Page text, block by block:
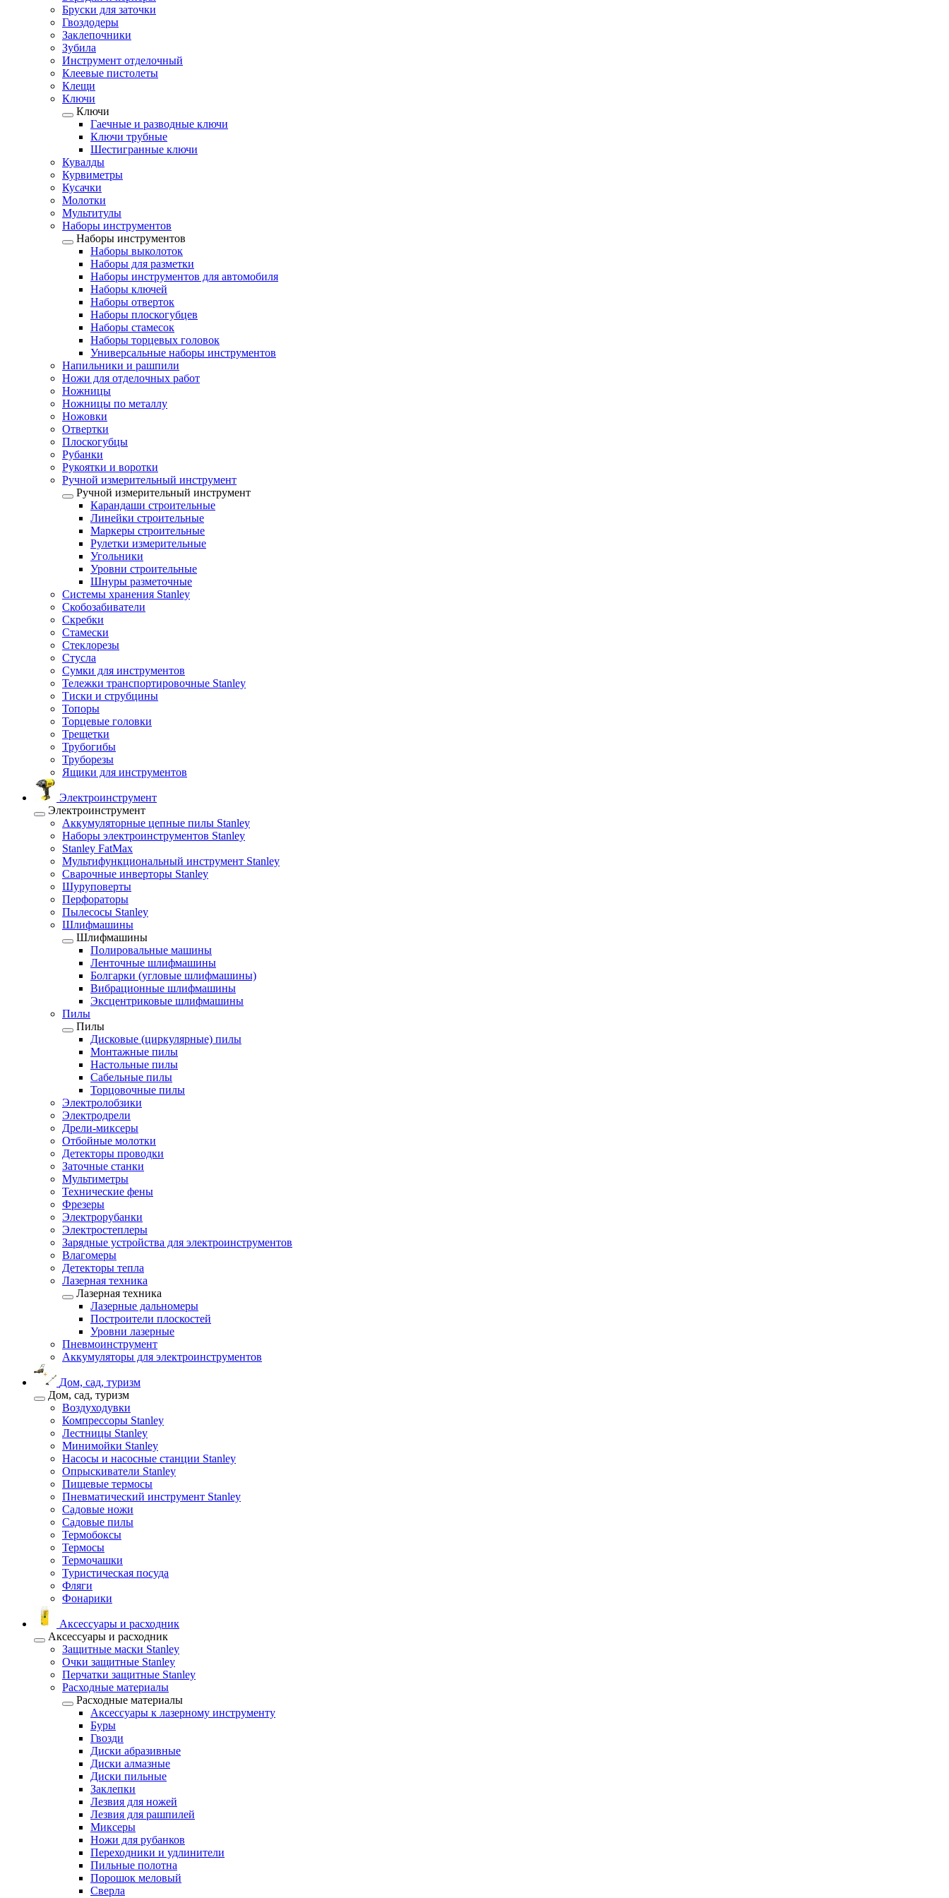
Бруски для заточки
Гвоздодеры
Заклепочники
Зубила
Инструмент отделочный
Клеевые пистолеты
Клещи
Ключи
Ключи
Гаечные и разводные ключи
Ключи трубные
Шестигранные ключи
Кувалды
Курвиметры
Кусачки
Молотки
Мультитулы
Наборы инструментов
Наборы инструментов
Наборы выколоток
Наборы для разметки
Наборы инструментов для автомобиля
Наборы ключей
Наборы отверток
Наборы плоскогубцев
Наборы стамесок
Наборы торцевых головок
Универсальные наборы инструментов
Напильники и рашпили
Ножи для отделочных работ
Ножницы
Ножницы по металлу
Ножовки
Отвертки
Плоскогубцы
Рубанки
Рукоятки и воротки
Ручной измерительный инструмент
Ручной измерительный инструмент
Карандаши строительные
Линейки строительные
Маркеры строительные
Рулетки измерительные
Угольники
Уровни строительные
Шнуры разметочные
Системы хранения Stanley
Скобозабиватели
Скребки
Стамески
Стеклорезы
Стусла
Сумки для инструментов
Тележки транспортировочные Stanley
Тиски и струбцины
Топоры
Торцевые головки
Трещетки
Трубогибы
Труборезы
Ящики для инструментов
Электроинструмент
Электроинструмент
Аккумуляторные цепные пилы Stanley
Наборы электроинструментов Stanley
Stanley FatMax
Мультифункциональный инструмент Stanley
Сварочные инверторы Stanley
Шуруповерты
Перфораторы
Пылесосы Stanley
Шлифмашины
Шлифмашины
Полировальные машины
Ленточные шлифмашины
Болгарки (угловые шлифмашины)
Вибрационные шлифмашины
Эксцентриковые шлифмашины
Пилы
Пилы
Дисковые (циркулярные) пилы
Монтажные пилы
Настольные пилы
Сабельные пилы
Торцовочные пилы
Электролобзики
Электродрели
Дрели-миксеры
Отбойные молотки
Детекторы проводки
Заточные станки
Мультиметры
Технические фены
Фрезеры
Электрорубанки
Электростеплеры
Зарядные устройства для электроинструментов
Влагомеры
Детекторы тепла
Лазерная техника
Лазерная техника
Лазерные дальномеры
Построители плоскостей
Уровни лазерные
Пневмоинструмент
Аккумуляторы для электроинструментов
Дом, сад, туризм
Дом, сад, туризм
Воздуходувки
Компрессоры Stanley
Лестницы Stanley
Минимойки Stanley
Насосы и насосные станции Stanley
Опрыскиватели Stanley
Пищевые термосы
Пневматический инструмент Stanley
Садовые ножи
Садовые пилы
Термобоксы
Термосы
Термочашки
Туристическая посуда
Фляги
Фонарики
Аксессуары и расходник
Аксессуары и расходник
Защитные маски Stanley
Очки защитные Stanley
Перчатки защитные Stanley
Расходные материалы
Расходные материалы
Аксессуары к лазерному инструменту
Буры
Гвозди
Диски абразивные
Диски алмазные
Диски пильные
Заклепки
Лезвия для ножей
Лезвия для рашпилей
Миксеры
Ножи для рубанков
Переходники и удлинители
Пильные полотна
Порошок меловый
Сверла